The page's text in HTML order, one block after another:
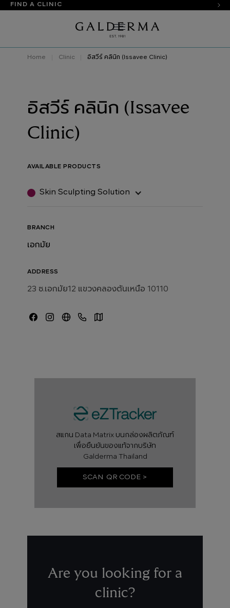
FIND A CLINIC
Home Clinic อิสวีร์ คลินิก (Issavee Clinic)
อิสวีร์ คลินิก (Issavee
Clinic)
AVAILABLE PRODUCTS
Skin Sculpting Solution
BRANCH
เอกมัย
ADDRESS
23 ซ.เอกมัย12 แขวงคลองตันเหนือ 10110
สแกน Data Matrix บนกล่องผลิตภัณฑ์
เพื่อยืนยันของแท้จากบริษัท
Galderma Thailand
SCAN QR CODE >
Are you looking for a
clinic?